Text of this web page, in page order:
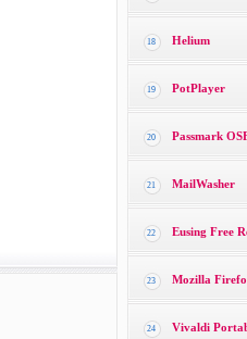
18 Helium
19 PotPlayer
20 Passmark
21 MailWasher
22 Eusing Free
23 Mozilla
24 Vivaldi